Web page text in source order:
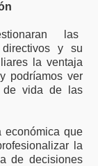
las
y su
la ventaja
podríamos ver
de vida de las
económica que
la
de decisiones